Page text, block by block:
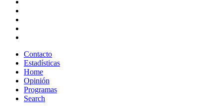
Contacto
Estadísticas
Home
Opinión
Programas
Search